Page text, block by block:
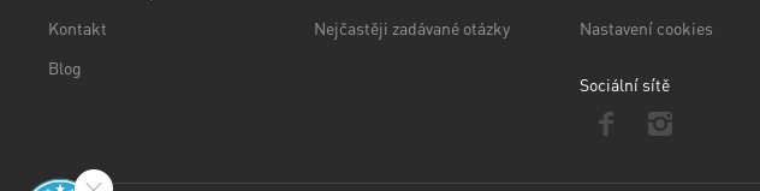
Kontakt
Blog
Nejčastěji zadávané otázky
Nastavení cookies
Sociální sítě